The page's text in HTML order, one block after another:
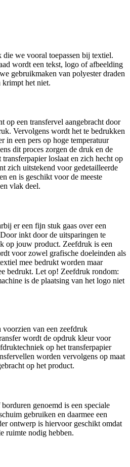
we vooral toepassen bij textiel.
wordt een tekst, logo of afbeelding
gebruikmaken van polyester draden
krimpt het niet.
op een transfervel aangebracht door
Vervolgens wordt het te bedrukken
in een pers op hoge temperatuur
dit proces zorgen de druk en de
loslaat en zich hecht op
zich uitstekend voor gedetailleerde
en is geschikt voor de meeste
vlak deel.
er een fijn stuk gaas over een
inkt door de uitsparingen te
op jouw product. Zeefdruk is een
voor zowel grafische doeleinden als
mee bedrukt worden maar
bedrukt. Let op! Zeefdruk rondom:
is de plaatsing van het logo niet
van een zeefdruk
wordt de opdruk kleur voor
op het transferpapier
worden vervolgens op maat
op het product.
genoemd is een speciale
gebruiken en daarmee een
ontwerp is hiervoor geschikt omdat
ruimte nodig hebben.